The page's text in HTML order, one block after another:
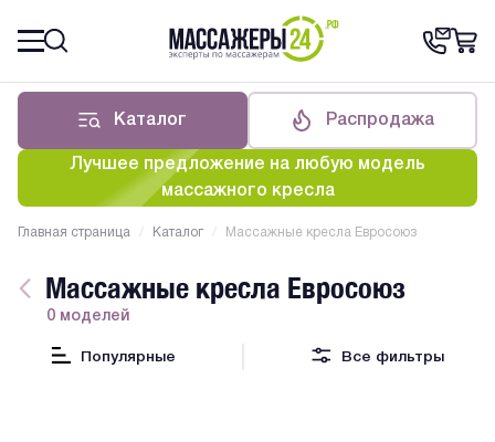
Каталог Распродажа
Лучшее предложение на любую модель
массажного кресла
Главная страница / Каталог / Массажные кресла Евросоюз
Массажные кресла Евросоюз
0 моделей
Популярные Все фильтры